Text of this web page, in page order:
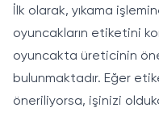
İlk olarak, yıkama
oyuncakların etiketini
oyuncakta üreticinin
bulunmaktadır. Eğer
öneriliyorsa, işinizi